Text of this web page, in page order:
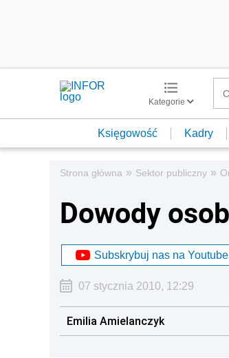
Kategorie
Księgowość Kadry
Strona główna » Sektor publiczny »
Dowody
Subskrybuj nas na Youtube
07 stycznia 2010, 12:29
Emilia Amielanczyk